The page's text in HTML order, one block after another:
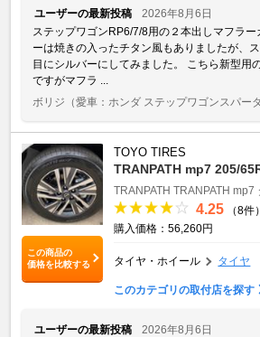
ユーザーの最新投稿
2026年8月6日
ステップワゴンRP6/7/8用の２本出しマフラー
ーは焼きの入ったチタン風もありましたが、
目にシルバーにしてみました。 こちら新型用
ですがマフラ ...
ボリジ （愛車：ホンダ ステップワゴンスパー
この商品の
価格を比較する
TOYO TIRES
TRANPATH mp7 205/
TRANPATH TRANPATH mp7
4.25
（8件）
購入価格：56,260円
タイヤ・ホイール タイヤ
このカテゴリの取付店を探す
ユーザーの最新投稿
2026年8月6日